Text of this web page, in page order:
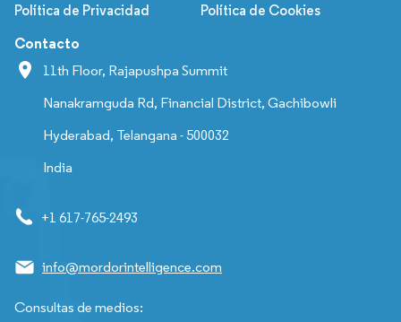
Política de Privacidad Política de Cookies
Contacto
11th Floor, Rajapushpa Summit
Nanakramguda Rd, Financial District, Gachibowli
Hyderabad, Telangana - 500032
India
+1 617-765-2493
info@mordorintelligence.com
Consultas de medios: